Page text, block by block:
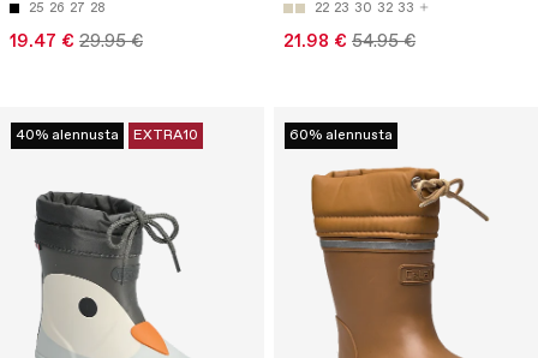
25 26 27 28
19.47 € 29.95 €
22 23 30 32 33
21.98 € 54.95 €
40% alennusta EXTRA10 60% alennusta